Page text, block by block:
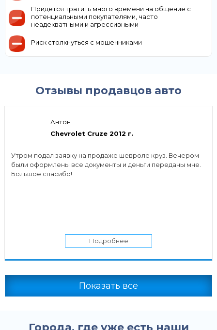
Придется тратить много времени на общение с
потенциальными покупателями, часто
неадекватными и агрессивными
Риск столкнуться с мошенниками
Отзывы продавцов авто
Антон
Chevrolet Cruze 2012 г.
Утром подал заявку на продаже шевроле круз. Вечером
были оформлены все документы и деньги переданы мне.
Большое спасибо!
Подробнее
Показать все